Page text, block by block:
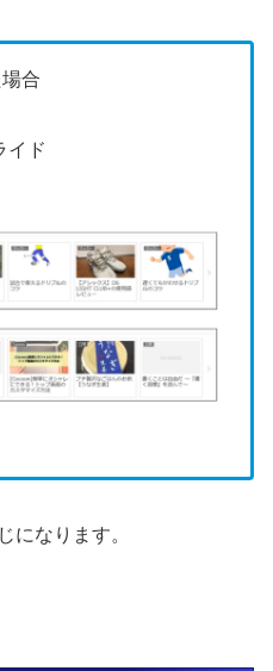
合
イド
になります。